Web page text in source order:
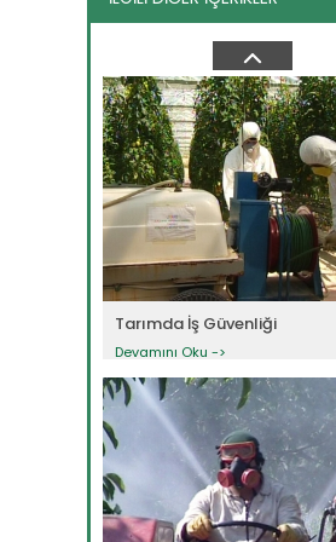
Harman Makineleri Kazaları
Tarımda İş Güvenliği
Devamını Oku ->